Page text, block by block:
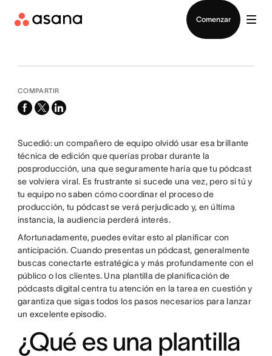
Comenzar
COMPARTIR
facebook
x-
linkedin
Sucedió: un compañero de equipo olvidó usar esa brillante
técnica de edición que querías probar durante la
posproducción, una que seguramente haría que tu pódcast
se volviera viral. Es frustrante si sucede una vez, pero si tú y
tu equipo no saben cómo coordinar el proceso de
producción, tu pódcast se verá perjudicado y, en última
instancia, la audiencia perderá interés.
Afortunadamente, puedes evitar esto al planificar con
anticipación. Cuando presentas un pódcast, generalmente
buscas conectarte estratégica y más profundamente con el
público o los clientes. Una plantilla de planificación de
pódcasts digital centra tu atención en la tarea en cuestión y
garantiza que sigas todos los pasos necesarios para lanzar
un excelente episodio.
¿Qué es una plantilla